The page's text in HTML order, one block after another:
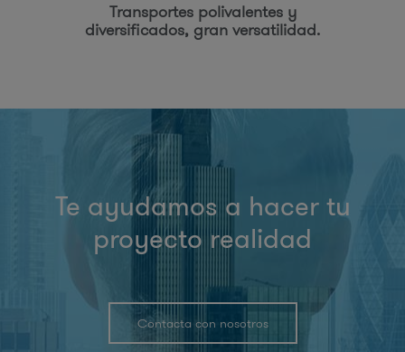
Transportes polivalentes y
diversificados, gran versatilidad.
Te ayudamos a hacer tu
proyecto realidad
Contacta con nosotros